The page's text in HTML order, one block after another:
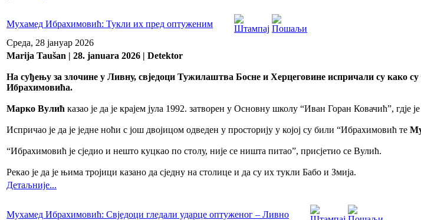
Мухамед Ибрахимовић: Тукли их пред оптуженим
Среда, 28 јануар 2026
Marija Taušan | 28. januara 2026 | Detektor
На суђењу за злочине у Ливну, свједоци Тужилаштва Босне и Херцеговине испричали су како
Ибрахимовића.
Марко Вулић казао је да је крајем јула 1992. затворен у Основну школу “Иван Горан Ковачић”, гдје
Испричао је да је једне ноћи с још двојицом одведен у просторију у којој су били “Ибрахимовић те
“Ибрахимовић је сједио и нешто куцкао по столу, није се ништа питао”, присјетио се Вулић.
Рекао је да је њима тројици казано да сједну на столице и да су их тукли Бабо и Змија.
Детаљније...
Мухамед Ибрахимовић: Свједоци гледали ударце оптуженог – Ливно